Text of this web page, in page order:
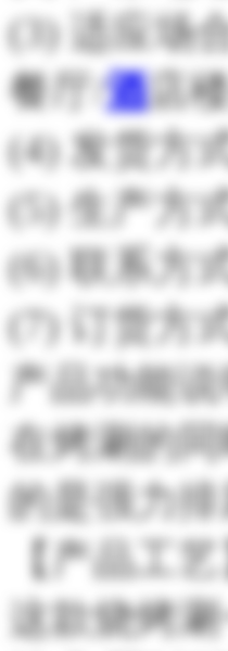
(3) 适应场
餐厅/酒店
(4) 发货方
(5) 生产方
(6) 联系方
(7) 订货方
产品功能说
在烤涮的
的是强力
【产品工艺
这款烧烤